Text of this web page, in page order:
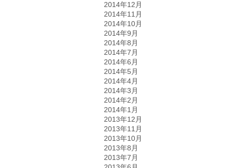
2014年12月
2014年11月
2014年10月
2014年9月
2014年8月
2014年7月
2014年6月
2014年5月
2014年4月
2014年3月
2014年2月
2014年1月
2013年12月
2013年11月
2013年10月
2013年8月
2013年7月